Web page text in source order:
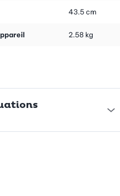
43.5 cm
2.58 kg